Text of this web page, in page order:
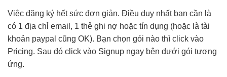
Việc đăng ký hết sức đơn giản. Điều duy nhất bạn cần là
có 1 địa chỉ email, 1 thẻ ghi nợ hoặc tín dụng (hoặc là tài
khoản paypal cũng OK). Bạn chọn gói nào thì click vào
Pricing. Sau đó click vào Signup ngay bên dưới gói tương
ứng.